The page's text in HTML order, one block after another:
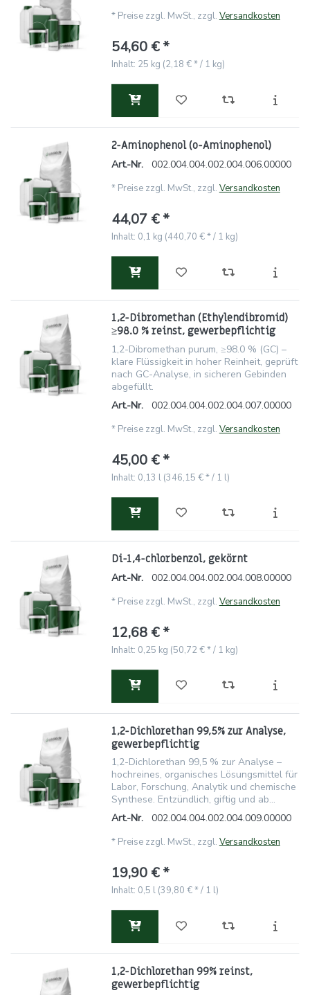
* Preise zzgl. MwSt., zzgl. Versandkosten
54,60 € *
Inhalt: 25 kg (2,18 € * / 1 kg)
2-Aminophenol (o-Aminophenol)
Art.-Nr. 002.004.004.002.004.006.00000
* Preise zzgl. MwSt., zzgl. Versandkosten
44,07 € *
Inhalt: 0,1 kg (440,70 € * / 1 kg)
1,2-Dibromethan (Ethylendibromid)
≥98.0 % reinst, gewerbepflichtig
1,2-Dibromethan purum, ≥98.0 % (GC) –
klare Flüssigkeit in hoher Reinheit, geprüft
nach GC-Analyse, in sicheren Gebinden
abgefüllt.
Art.-Nr.
002.004.004.002.004.007.00000
* Preise zzgl. MwSt., zzgl. Versandkosten
45,00 € *
Inhalt: 0,13 l (346,15 € * / 1 l)
Di-1,4-chlorbenzol, gekörnt
Art.-Nr. 002.004.004.002.004.008.00000
* Preise zzgl. MwSt., zzgl. Versandkosten
12,68 € *
Inhalt: 0,25 kg (50,72 € * / 1 kg)
1,2-Dichlorethan 99,5% zur Analyse,
gewerbepflichtig
1,2-Dichlorethan 99,5 % zur Analyse –
hochreines, organisches Lösungsmittel für
Labor, Forschung, Analytik und chemische
Synthese. Entzündlich, giftig und ab...
Art.-Nr.
002.004.004.002.004.009.00000
* Preise zzgl. MwSt., zzgl. Versandkosten
19,90 € *
Inhalt: 0,5 l (39,80 € * / 1 l)
1,2-Dichlorethan 99% reinst,
gewerbepflichtig